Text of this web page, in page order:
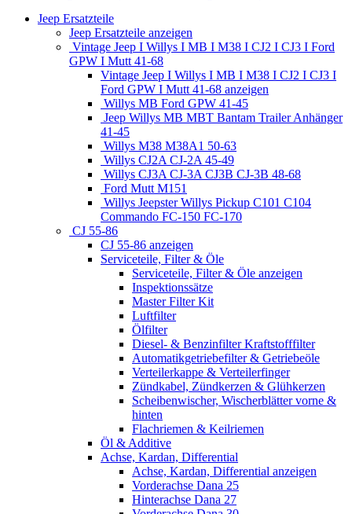
Jeep Ersatzteile
Jeep Ersatzteile anzeigen
Vintage Jeep I Willys I MB I M38 I CJ2 I CJ3 I Ford
GPW I Mutt 41-68
Vintage Jeep I Willys I MB I M38 I CJ2 I CJ3 I
Ford GPW I Mutt 41-68 anzeigen
Willys MB Ford GPW 41-45
Jeep Willys MB MBT Bantam Trailer Anhänger
41-45
Willys M38 M38A1 50-63
Willys CJ2A CJ-2A 45-49
Willys CJ3A CJ-3A CJ3B CJ-3B 48-68
Ford Mutt M151
Willys Jeepster Willys Pickup C101 C104
Commando FC-150 FC-170
CJ 55-86
CJ 55-86 anzeigen
Serviceteile, Filter & Öle
Serviceteile, Filter & Öle anzeigen
Inspektionssätze
Master Filter Kit
Luftfilter
Ölfilter
Diesel- & Benzinfilter Kraftstofffilter
Automatikgetriebefilter & Getriebeöle
Verteilerkappe & Verteilerfinger
Zündkabel, Zündkerzen & Glühkerzen
Scheibenwischer, Wischerblätter vorne &
hinten
Flachriemen & Keilriemen
Öl & Additive
Achse, Kardan, Differential
Achse, Kardan, Differential anzeigen
Vorderachse Dana 25
Hinterachse Dana 27